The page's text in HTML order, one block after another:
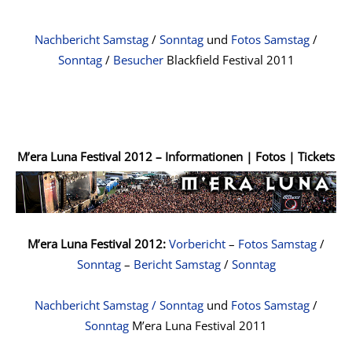
Nachbericht Samstag / Sonntag und Fotos Samstag /
Sonntag/ BesucherBlackfield Festival 2011
M’era Luna Festival 2012 – Informationen | Fotos | Tickets
M’era Luna Festival 2012: Vorbericht – Fotos Samstag /
Sonntag– Bericht Samstag/ Sonntag
Nachbericht Samstag / Sonntag und Fotos Samstag /
Sonntag M’era Luna Festival 2011